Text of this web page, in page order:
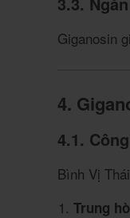
Giganosin
4.
4.1.
Bình Vị
Trung